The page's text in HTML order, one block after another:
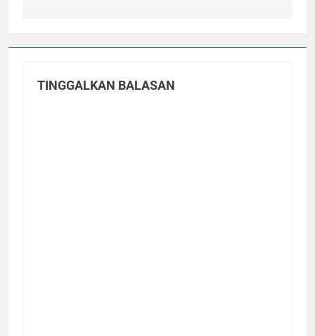
TINGGALKAN BALASAN